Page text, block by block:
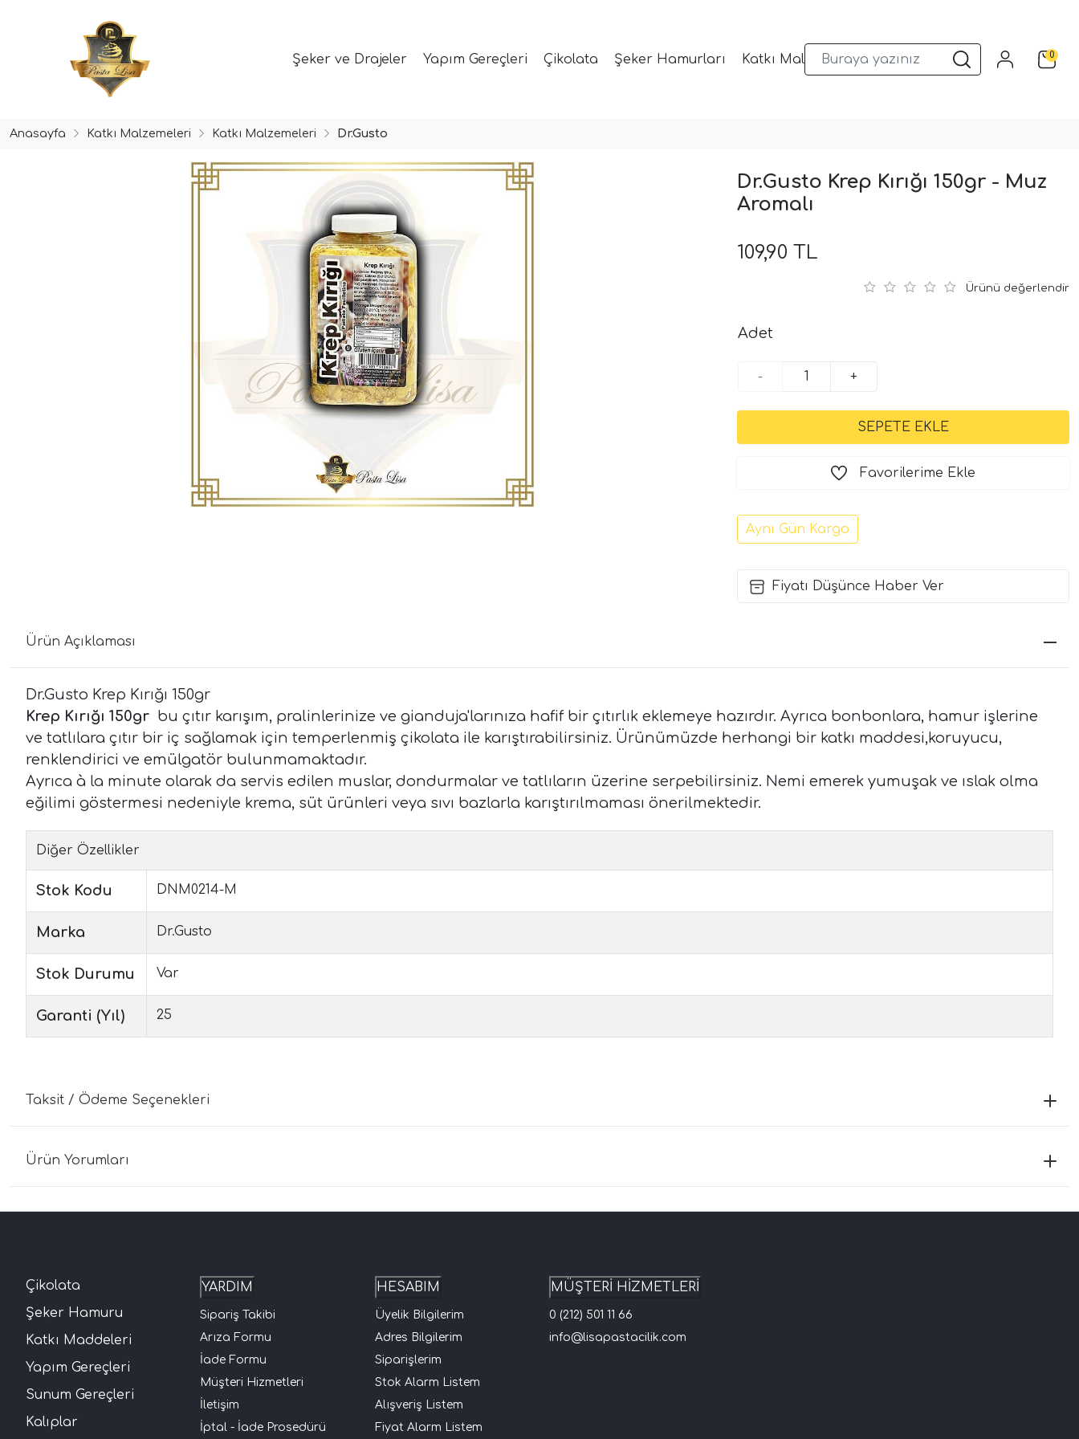
Şeker ve Drajeler Yapım Gereçleri Çikolata Şeker Hamurları Katkı Malzemeleri Sunum Gereçleri Kalıplar0
Anasayfa Katkı Malzemeleri Katkı Malzemeleri Dr.Gusto
Dr.Gusto Krep Kırığı 150gr - Muz
Aromalı
109,90 TL
Ürünü değerlendir
Adet
- +
Favorilerime Ekle
Aynı Gün Kargo
Fiyatı Düşünce Haber Ver
Ürün Açıklaması
Dr.Gusto Krep Kırığı 150gr
Krep Kırığı 150gr bu çıtır karışım, pralinlerinize ve gianduja'larınıza hafif bir çıtırlık eklemeye hazırdır. Ayrıca bonbonlara, hamur işlerine
ve tatlılara çıtır bir iç sağlamak için temperlenmiş çikolata ile karıştırabilirsiniz. Ürünümüzde herhangi bir katkı maddesi,koruyucu,
renklendirici ve emülgatör bulunmamaktadır.
Ayrıca à la minute olarak da servis edilen muslar, dondurmalar ve tatlıların üzerine serpebilirsiniz. Nemi emerek yumuşak ve ıslak olma
eğilimi göstermesi nedeniyle krema, süt ürünleri veya sıvı bazlarla karıştırılmaması önerilmektedir.
Diğer Özellikler
Stok Kodu DNM0214-M
Marka Dr.Gusto
Stok Durumu Var
Garanti (Yıl) 25
Taksit / Ödeme Seçenekleri
Ürün Yorumları
Çikolata
Şeker Hamuru
Katkı Maddeleri
Yapım Gereçleri
Sunum Gereçleri
Kalıplar
YARDIM
Sipariş Takibi
Arıza Formu
İade Formu
Müşteri Hizmetleri
İletişim
İptal - İade Prosedürü
HESABIM
Üyelik Bilgilerim
Adres Bilgilerim
Siparişlerim
Stok Alarm Listem
Alışveriş Listem
Fiyat Alarm Listem
MÜŞTERİ HİZMETLERİ
0 (212) 501 11 66
info@lisapastacilik.com